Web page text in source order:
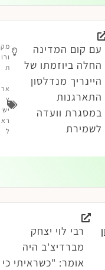
עם קום המדינה
החלה ביוזמתו של
היינריך מנדלסון
התארגנות
במסגרת וועדה
לשמירת
מק
ורו
ת
אר
ץ
יש
רא
ל
רבי לוי יצחק
מברדיצ'ב היה
אומר: "כשראיתי כי